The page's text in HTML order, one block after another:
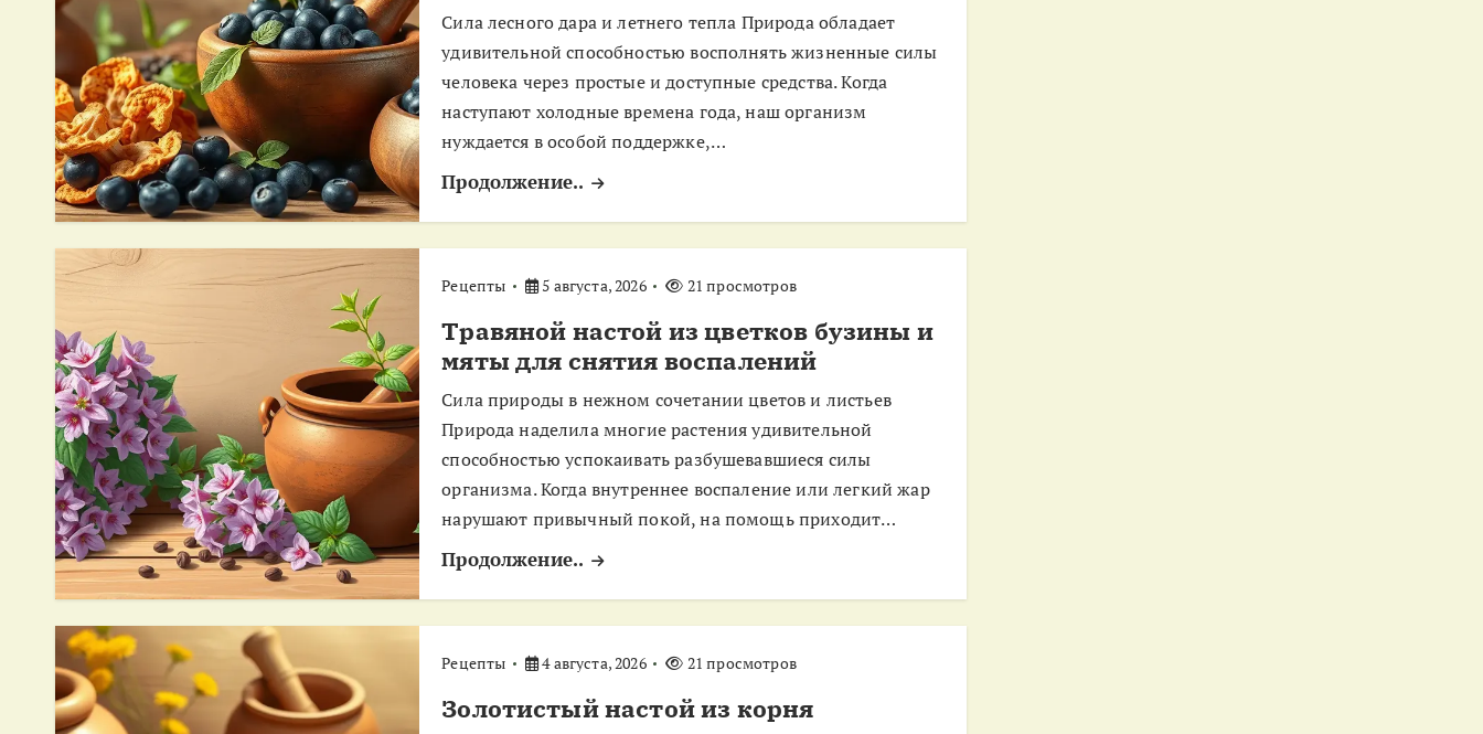
Сила лесного дара и летнего тепла Природа обладает
удивительной способностью восполнять жизненные силы
человека через простые и доступные средства. Когда
наступают холодные времена года, наш организм
нуждается в особой поддержке,…
Продолжение..
Рецепты 5 августа, 2026 21 просмотров
Травяной настой из цветков бузины и
мяты для снятия воспалений
Сила природы в нежном сочетании цветов и листьев
Природа наделила многие растения удивительной
способностью успокаивать разбушевавшиеся силы
организма. Когда внутреннее воспаление или легкий жар
нарушают привычный покой, на помощь приходит…
Продолжение..
Рецепты 4 августа, 2026 21 просмотров
Золотистый настой из корня